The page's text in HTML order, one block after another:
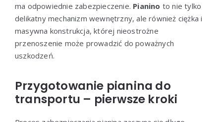
ma odpowiednie zabezpieczenie. Pianino to nie tylko
delikatny mechanizm wewnętrzny, ale również ciężka i
masywna konstrukcja, której nieostrożne
przenoszenie może prowadzić do poważnych
uszkodzeń.
Przygotowanie pianina do
transportu – pierwsze kroki